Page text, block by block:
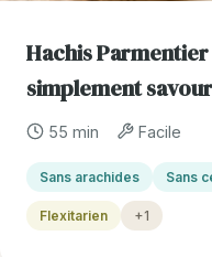
Hachis
simplement
55 min Facile
Sans arachides Sans
Flexitarien +1